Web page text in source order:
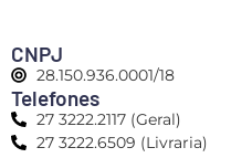
CNPJ
28.150.936.0001/18
Telefones
27 3222.2117 (Geral)
27 3222.6509 (Livraria)